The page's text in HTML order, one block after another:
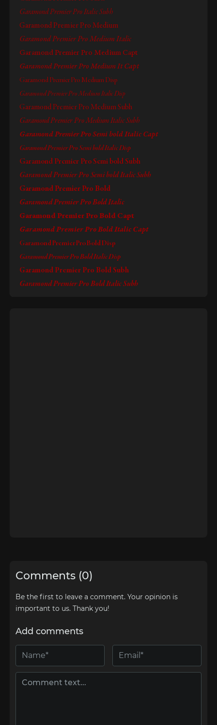
Garamond Premier Pro Italic Subh
Garamond Premier Pro Medium
Garamond Premier Pro Medium Italic
Garamond Premier Pro Medium Capt
Garamond Premier Pro Medium It Capt
Garamond Premier Pro Medium Disp
Garamond Premier Pro Medium Italic Disp
Garamond Premier Pro Medium Subh
Garamond Premier Pro Medium Italic Subh
Garamond Premier Pro Semi bold Italic Capt
Garamond Premier Pro Semi bold Italic Disp
Garamond Premier Pro Semi bold Subh
Garamond Premier Pro Semi bold Italic Subh
Garamond Premier Pro Bold
Garamond Premier Pro Bold Italic
Garamond Premier Pro Bold Capt
Garamond Premier Pro Bold Italic Capt
Garamond Premier Pro Bold Disp
Garamond Premier Pro Bold Italic Disp
Garamond Premier Pro Bold Subh
Garamond Premier Pro Bold Italic Subh
Comments (0)
Be the first to leave a comment. Your opinion is
important to us. Thank you!
Add comments